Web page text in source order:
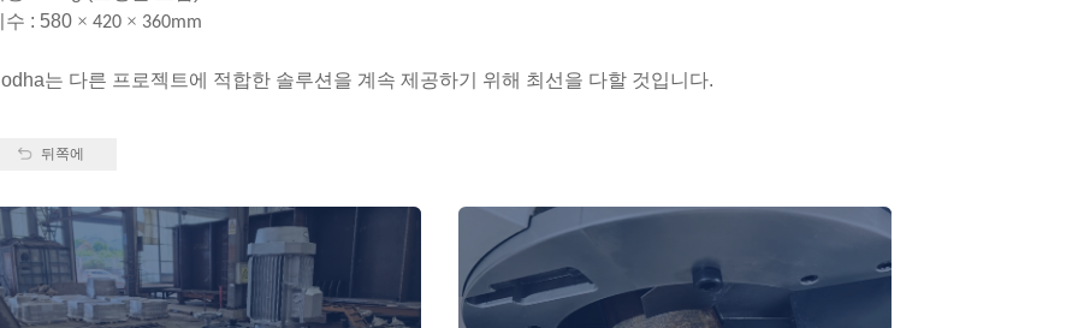
수 : 580 × 420 × 360mm
는 다른 프로젝트에 적합한 솔루션을 계속 제공하기 위해 최선을 다할 것입니다.
뒤쪽에